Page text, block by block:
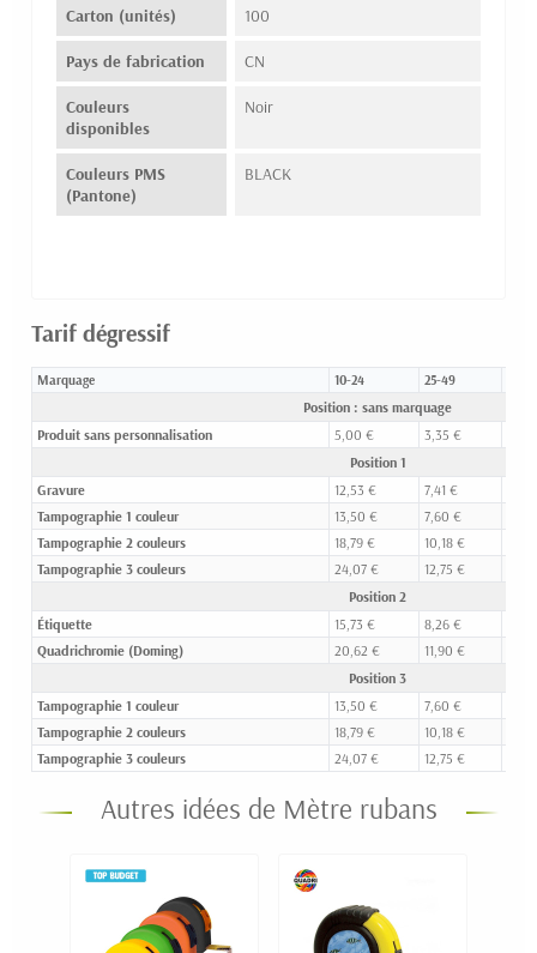
Carton (unités) 100
Pays de fabrication CN
Couleurs
disponibles
Noir
Couleurs PMS
(Pantone)
BLACK
Tarif dégressif
Marquage 10-24 25-49
Position : sans marquage
Produit sans personnalisation
5,00 € 3,35 €
Position 1
Gravure
12,53 € 7,41 €
Tampographie 1 couleur
13,50 € 7,60 €
Tampographie 2 couleurs
18,79 € 10,18 €
Tampographie 3 couleurs
24,07 € 12,75 €
Position 2
Étiquette
15,73 € 8,26 €
Quadrichromie (Doming)
20,62 € 11,90 €
Position 3
Tampographie 1 couleur
13,50 € 7,60 €
Tampographie 2 couleurs
18,79 € 10,18 €
Tampographie 3 couleurs
24,07 € 12,75 €
Autres idées de Mètre rubans